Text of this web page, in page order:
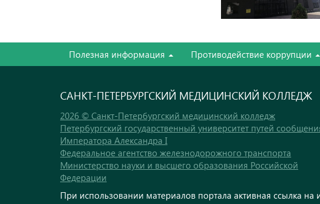
Полезная информация Противодействие коррупции
САНКТ-ПЕТЕРБУРГСКИЙ МЕДИЦИНСКИЙ КОЛЛЕДЖ
2026 © Санкт-Петербургский медицинский колледж
Петербургский государственный университет путей
Императора Александра I
Федеральное агентство железнодорожного транспорта
Министерство науки и высшего образования Российской
Федерации
При использовании материалов портала активная ссылка на